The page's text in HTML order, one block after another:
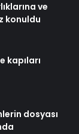
ve
konuldu
kapıları
dosyası